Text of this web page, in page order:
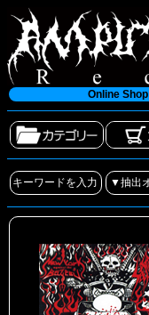
Online Shop